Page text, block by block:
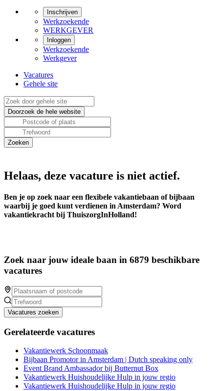
Inschrijven
Werkzoekende
WERKGEVER
Inloggen
Werkzoekende
Werkgever
Vacatures
Gehele site
Helaas, deze vacature is niet actief.
Ben je op zoek naar een flexibele vakantiebaan of bijbaan
waarbij je goed kunt verdienen in Amsterdam? Word
vakantiekracht bij ThuiszorgInHolland!
Zoek naar jouw ideale baan in 6879 beschikbare
vacatures
Vacatures zoeken
Gerelateerde vacatures
Vakantiewerk Schoonmaak
Bijbaan Promotor in Amsterdam | Dutch speaking only
Event Brand Ambassador bij Butternut Box
Vakantiewerk Huishoudelijke Hulp in jouw regio
Vakantiewerk Huishoudelijke Hulp in jouw regio